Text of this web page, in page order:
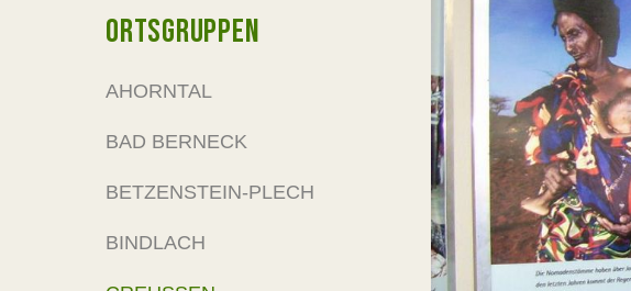
ORTSGRUPPEN
AHORNTAL
BAD BERNECK
BETZENSTEIN-PLECH
BINDLACH